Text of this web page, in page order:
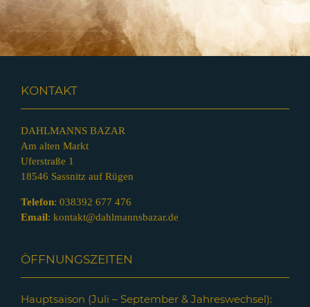
KONTAKT
DAHLMANNS BAZAR
Am alten Markt
Uferstraße 1
18546 Sassnitz auf Rügen
Telefon: 038392 677 476
Email: kontakt@dahlmannsbazar.de
ÖFFNUNGSZEITEN
Hauptsaison (Juli – September & Jahreswechsel):